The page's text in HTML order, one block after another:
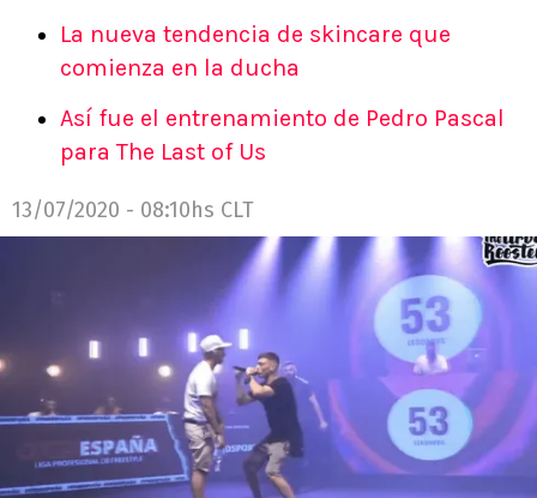
La nueva tendencia de skincare que
comienza en la ducha
Así fue el entrenamiento de Pedro Pascal
para The Last of Us
13/07/2020 - 08:10hs CLT